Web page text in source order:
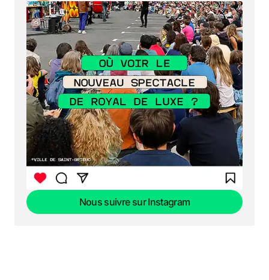
Nous suivre sur Instagram